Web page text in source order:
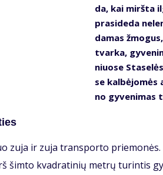
da, kai mirš­ta
pra­si­de­da
da­mas
tvar­ka,
niuo­se
se kal­bė­jo­mės
no gy­ve­ni­mas
zu­ja ir zu­ja trans­por­to
šim­to kvad­ra­ti­nių met­rų tu­rin­tis